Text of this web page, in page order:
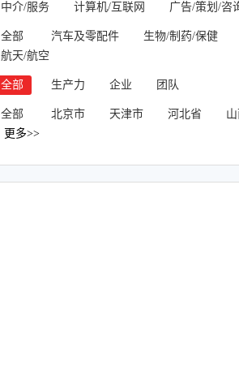
中介/服务 计算机/互联网 广告/策划/咨
全部 汽车及零配件
生物/制药/保健
航天/航空
全部 生产力 企业 团队
全部 北京市 天津市 河北省
更多>>